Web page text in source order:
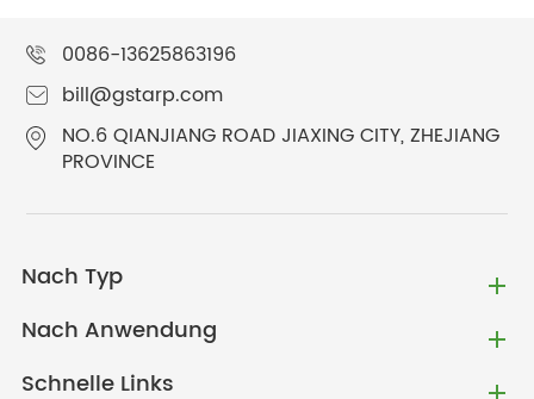
0086-13625863196
bill@gstarp.com
NO.6 QIANJIANG ROAD JIAXING CITY, ZHEJIANG
PROVINCE
Nach Typ
Nach Anwendung
Schnelle Links